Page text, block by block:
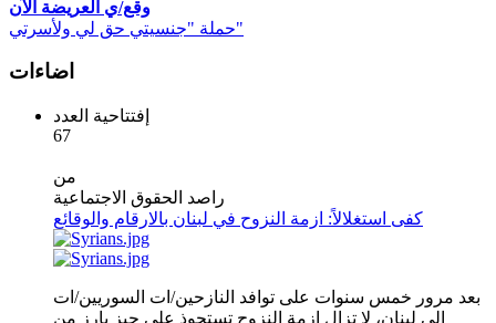
وقع/ي العريضة الآن
حملة "جنسيتي حق لي ولأسرتي"
اضاءات
إفتتاحية العدد
67
من
راصد الحقوق الاجتماعية
كفى استغلالاً: ازمة النزوح في لبنان بالارقام والوقائع
بعد مرور خمس سنوات على توافد النازحين/ات السوريين/ات
الى لبنان، لا تزال ازمة النزوح تستحوذ على حيز بارز من